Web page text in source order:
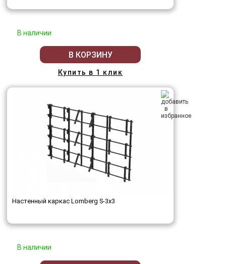
В наличии
В КОРЗИНУ
Купить в 1 клик
Настенный каркас Lomberg S-3х3
В наличии